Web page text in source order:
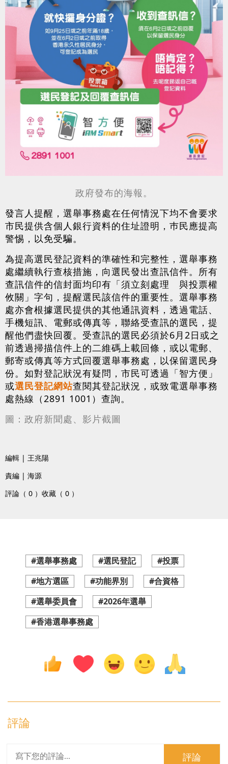
政府發布的海報。
發言人提醒，選舉事務處在任何情況下均不會要求
市民提供含個人銀行資料的住址證明，巿民應提高
警惕，以免受騙。
為提高選民登記資料的準確性和完整性，選舉事務
處繼續執行查核措施，向選民發出查訊信件。所有
查訊信件的信封面均印有「須立刻處理 與投票權
攸關」字句，提醒選民該信件的重要性。選舉事務
處亦會根據選民提供的其他通訊資料，透過電話、
手機短訊、電郵或傳真等，聯絡受查訊的選民，提
醒他們盡快回覆。受查訊的選民必須於6月2日或之
前透過掃描信件上的二維碼上載回條，或以電郵、
郵寄或傳真等方式回覆選舉事務處，以保留選民身
份。如對登記狀況有疑問，市民可透過「智方便」
或選民登記網站查閱其登記狀況，或致電選舉事務
處熱線（2891 1001）查詢。
圖：政府新聞處、影片截圖
編輯 | 王兆陽
責編 | 海源
評論（ 0 ） 收藏（ 0 ）
#選舉事務處 #選民登記
#投票
#地方選區
#功能界別
#合資格
#選舉委員會
#2026年選舉
#香港選舉事務處
評論
評論